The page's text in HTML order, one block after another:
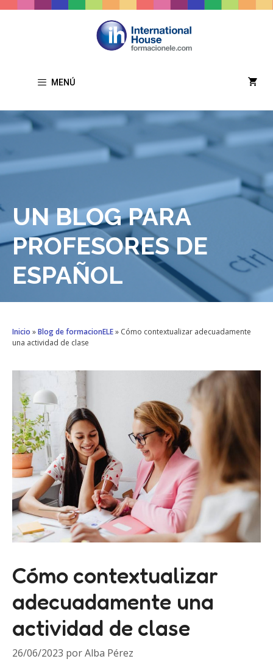
Saltar
MENÚ
UN BLOG PARA
PROFESORES DE
ESPAÑOL
Inicio »Blog de formacionELE» Cómo contextualizar adecuadamente
una actividad de clase
Cómo contextualizar
adecuadamente una
actividad de clase
26/06/2023 porAlba Pérez